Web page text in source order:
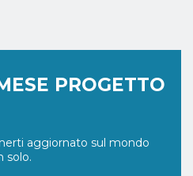
PROGETTO
aggiornato sul mondo
solo.